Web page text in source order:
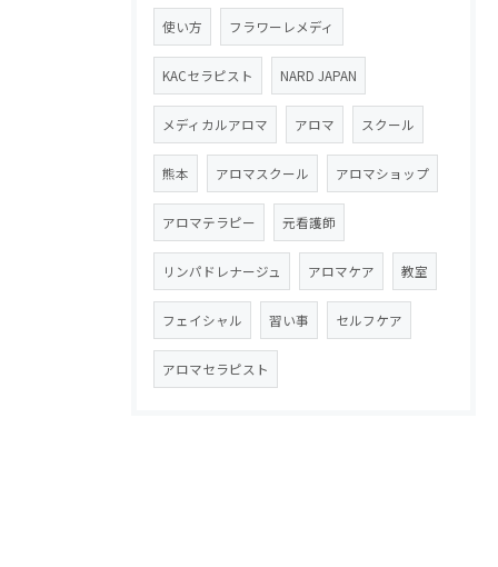
使い方 フラワーレメディ
KACセラピスト NARD JAPAN
メディカルアロマ アロマ スクール
熊本 アロマスクール アロマショップ
アロマテラピー 元看護師
リンパドレナージュ アロマケア 教室
フェイシャル 習い事 セルフケア
アロマセラピスト